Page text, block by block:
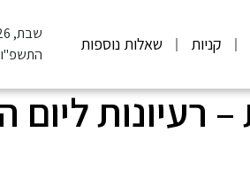
קניות שאלות נוספות
שבת, 08.08.2026
התשפ"ו